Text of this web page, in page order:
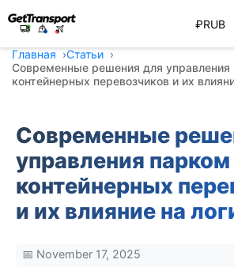
₽RUB
Главная
Статьи
Современные решения для управления
контейнерных перевозчиков и их
Современные
управления парком
контейнерных
и их влияние на
📅 November 17, 2025